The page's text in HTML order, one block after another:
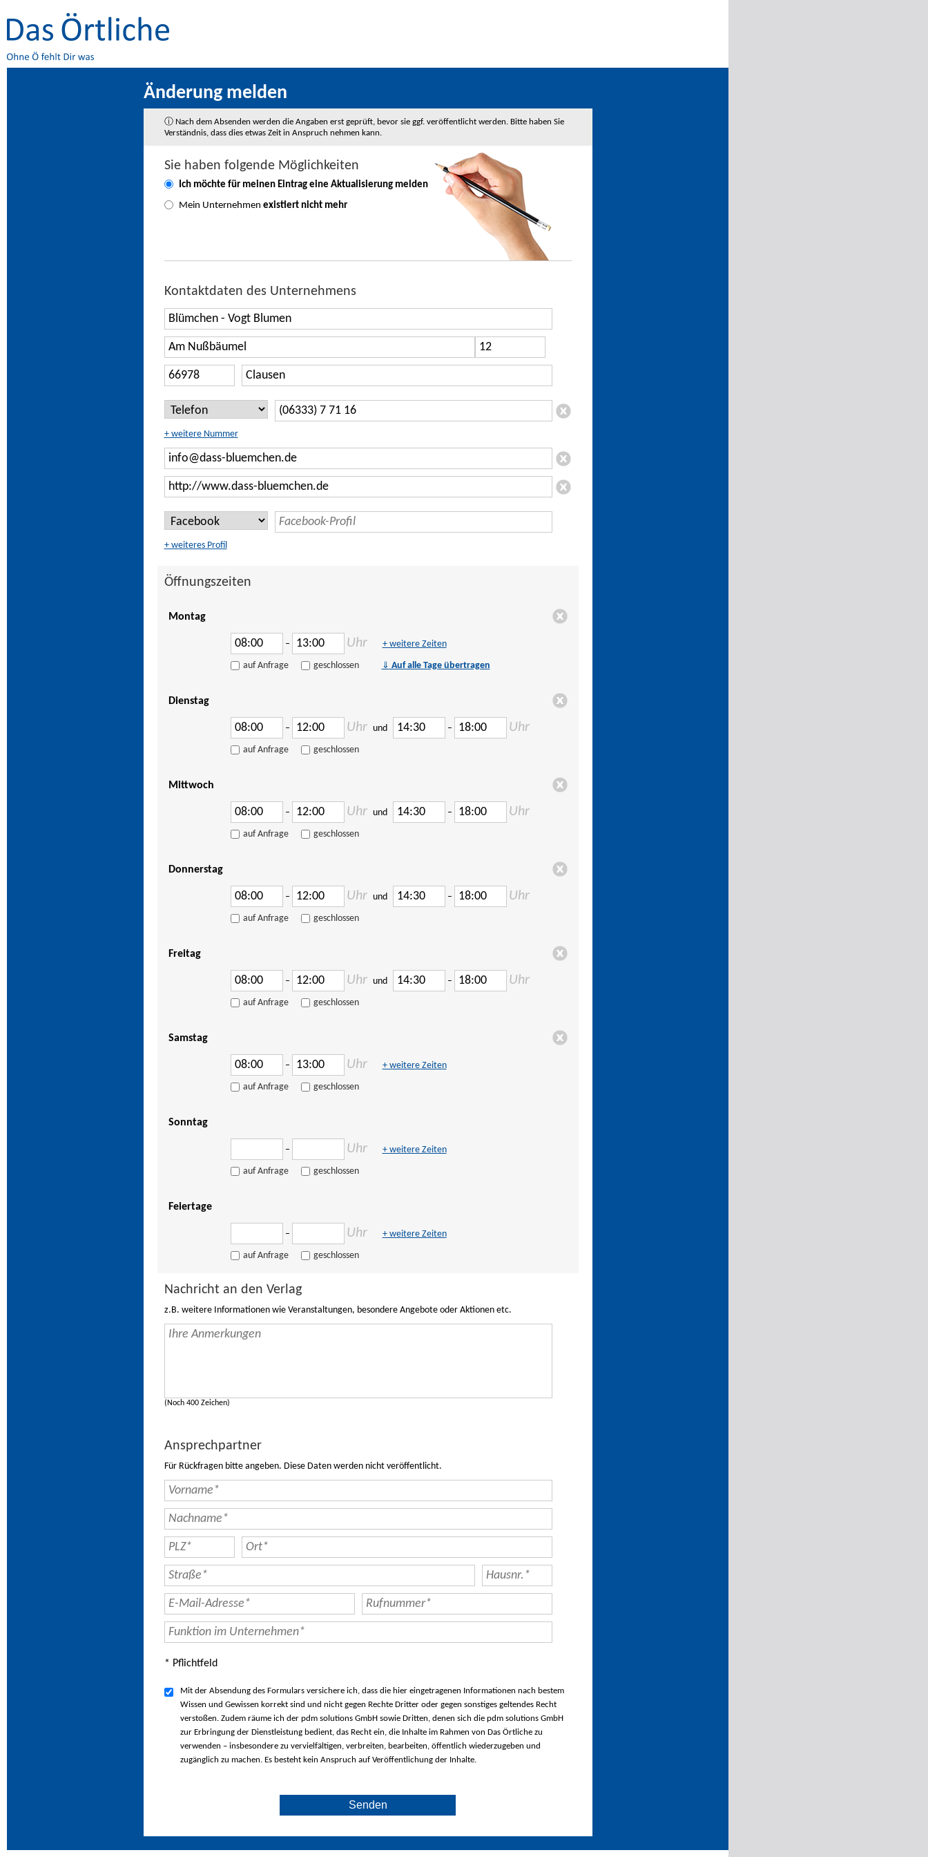
Änderung melden
ⓘ Nach dem Absenden werden die Angaben erst geprüft, bevor sie ggf. veröffentlicht werden. Bitte haben Sie
Verständnis, dass dies etwas Zeit in Anspruch nehmen kann.
Sie haben folgende Möglichkeiten
Ich möchte für meinen Eintrag eine Aktualisierungmelden
Mein Unternehmen existiert nicht mehr
Kontaktdaten des Unternehmens
+ weitere Nummer
+ weiteres Profil
Öffnungszeiten
Montag
– Uhr + weitere Zeiten
auf Anfrage geschlossen ⇓ Auf alle Tage übertragen
Dienstag
– Uhr und – Uhr
auf Anfrage geschlossen
Mittwoch
– Uhr und – Uhr
auf Anfrage geschlossen
Donnerstag
– Uhr und – Uhr
auf Anfrage geschlossen
Freitag
– Uhr und – Uhr
auf Anfrage geschlossen
Samstag
– Uhr + weitere Zeiten
auf Anfrage geschlossen
Sonntag
– Uhr + weitere Zeiten
auf Anfrage geschlossen
Feiertage
– Uhr + weitere Zeiten
auf Anfrage geschlossen
Nachricht an den Verlag
z.B. weitere Informationen wie Veranstaltungen, besondere Angebote oder Aktionen etc.
(Noch 400 Zeichen)
Ansprechpartner
Für Rückfragen bitte angeben. Diese Daten werden nicht veröffentlicht.
* Pflichtfeld
Mit der Absendung des Formulars versichere ich, dass die hier eingetragenen Informationen nach bestem
Wissen und Gewissen korrekt sind und nicht gegen Rechte Dritter oder gegen sonstiges geltendes Recht
verstoßen. Zudem räume ich der pdm solutions GmbH sowie Dritten, denen sich die pdm solutions GmbH
zur Erbringung der Dienstleistung bedient, das Recht ein, die Inhalte im Rahmen von Das Örtliche zu
verwenden – insbesondere zu vervielfältigen, verbreiten, bearbeiten, öffentlich wiederzugeben und
zugänglich zu machen. Es besteht kein Anspruch auf Veröffentlichung der Inhalte.
Senden